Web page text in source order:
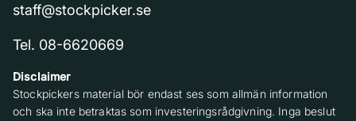
staff@stockpicker.se
Tel. 08-6620669
Disclaimer
Stockpickers material bör endast ses som allmän information
och ska inte betraktas som investeringsrådgivning. Inga beslut